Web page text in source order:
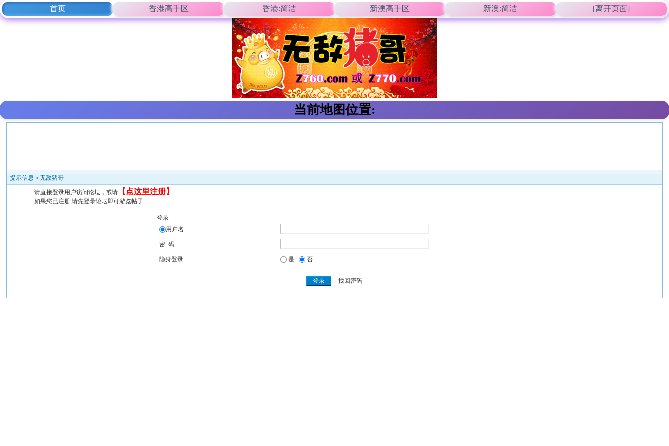
首页 香港高手区 香港:简洁 新澳高手区 新澳:简洁 [离开页面]
当前地图位置:
提示信息 »无敌猪哥
请直接登录用户访问论坛，或请 【 点这里注册】
如果您已注册,请先登录论坛即可游览帖子
登录
用户名
密 码
隐身登录 是 否
找回密码